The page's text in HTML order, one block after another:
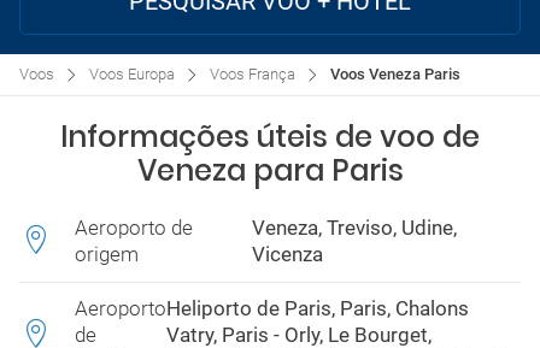
Voos Voos Europa Voos França Voos Veneza Paris
Informações úteis de voo de
Veneza para Paris
Aeroporto de
origem
Veneza, Treviso, Udine,
Vicenza
Aeroporto
de
Heliporto de Paris, Paris, Chalons
Vatry, Paris - Orly, Le Bourget,